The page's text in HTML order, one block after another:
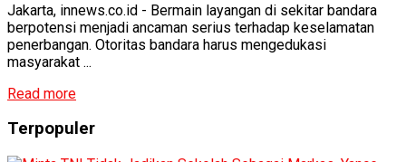
Jakarta, innews.co.id - Bermain layangan di sekitar bandara
berpotensi menjadi ancaman serius terhadap keselamatan
penerbangan. Otoritas bandara harus mengedukasi
masyarakat ...
Read more
Terpopuler